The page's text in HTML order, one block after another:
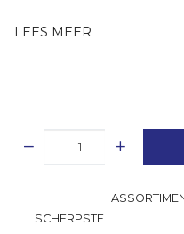
LEES MEER
SCHERPSTE